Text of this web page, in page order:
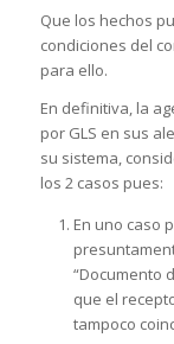
Que los hechos
condiciones del
para ello.
En definitiva, la
por GLS en sus
su sistema,
los 2 casos pues:
En uno caso
“Documento
que el
tampoco